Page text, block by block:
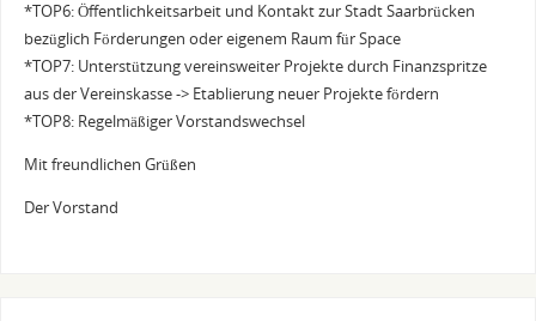
*TOP6: Öffentlichkeitsarbeit und Kontakt zur Stadt Saarbrücken
bezüglich Förderungen oder eigenem Raum für Space
*TOP7: Unterstützung vereinsweiter Projekte durch Finanzspritze
aus der Vereinskasse -> Etablierung neuer Projekte fördern
*TOP8: Regelmäßiger Vorstandswechsel
Mit freundlichen Grüßen
Der Vorstand